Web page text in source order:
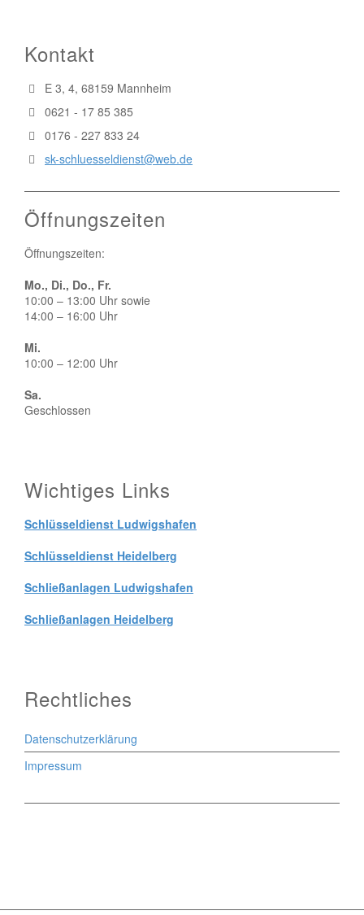
Kontakt
E 3, 4, 68159 Mannheim
0621 - 17 85 385
0176 - 227 833 24
sk-schluesseldienst@web.de
Öffnungszeiten
Öffnungszeiten:
Mo., Di., Do., Fr.
10:00 – 13:00 Uhr sowie
14:00 – 16:00 Uhr
Mi.
10:00 – 12:00 Uhr
Sa.
Geschlossen
Wichtiges Links
Schlüsseldienst Ludwigshafen
Schlüsseldienst Heidelberg
Schließanlagen Ludwigshafen
Schließanlagen Heidelberg
Rechtliches
Datenschutzerklärung
Impressum